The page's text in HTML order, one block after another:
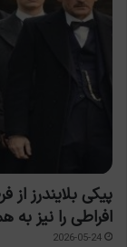
پیکی بلایندرز
افراطی را نیز به
2026-05-24